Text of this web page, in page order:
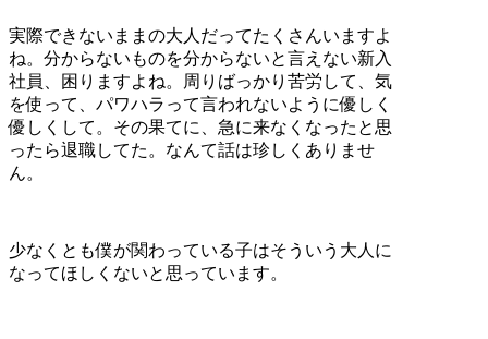
実際できないままの大人だってたくさんいますよ
ね。分からないものを分からないと言えない新入
社員、困りますよね。周りばっかり苦労して、気
を使って、パワハラって言われないように優しく
優しくして。その果てに、急に来なくなったと思
ったら退職してた。なんて話は珍しくありませ
ん。
少なくとも僕が関わっている子はそういう大人に
なってほしくないと思っています。